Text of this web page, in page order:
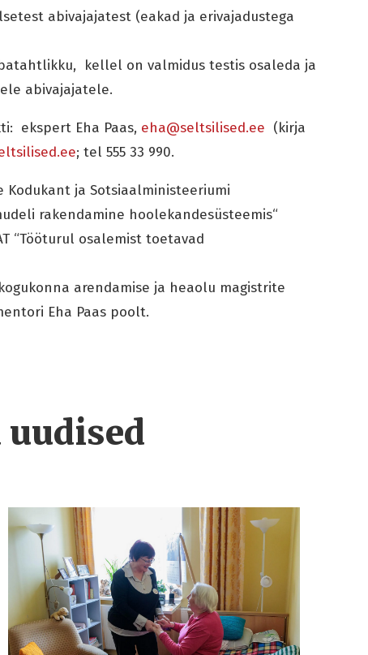
abivajajatest (eakad ja erivajadustega
kellel on valmidus testis osaleda ja
abivajajatele.
ekspert Eha Paas, eha@seltsilised.ee (kirja
; tel 555 33 990.
Kodukant ja Sotsiaalministeeriumi
rakendamine hoolekandesüsteemis“
“Tööturul osalemist toetavad
arendamise ja heaolu magistrite
Eha Paas poolt.